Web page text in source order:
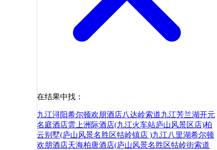
在结果中找：
九江浔阳希尔顿欢朋酒店八达岭索道九江芳兰湖开元
名庭酒店雲上洲际酒店(九江火车站庐山风景区店)柏
云别墅(庐山风景名胜区牯岭镇店 )九江八里湖希尔顿
欢朋酒店天海柏唐酒店(庐山风景名胜区牯岭街索道